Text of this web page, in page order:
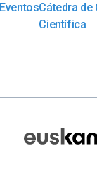
EventosCátedra de
Científica
Fundazioa